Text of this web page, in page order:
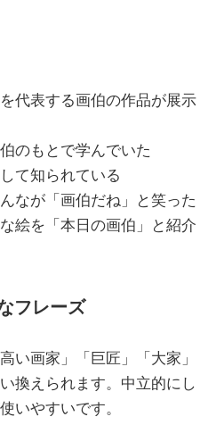
代表する画伯の作品が展示
のもとで学んでいた
て知られている
なが「画伯だね」と笑った
絵を「本日の画伯」と紹介
フレーズ
い画家」「巨匠」「大家」
換えられます。中立的にし
いやすいです。